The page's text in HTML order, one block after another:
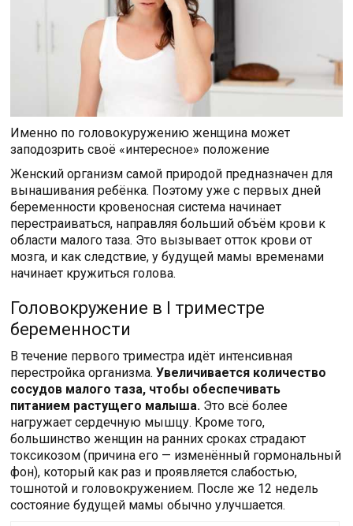
Именно по головокуружению женщина может
заподозрить своё «интересное» положение
Женский организм самой природой предназначен для
вынашивания ребёнка. Поэтому уже с первых дней
беременности кровеносная система начинает
перестраиваться, направляя больший объём крови к
области малого таза. Это вызывает отток крови от
мозга, и как следствие, у будущей мамы временами
начинает кружиться голова.
Головокружение в I триместре
беременности
В течение первого триместра идёт интенсивная
перестройка организма.Увеличивается количество
сосудов малого таза, чтобы обеспечивать
питанием растущего малыша. Это всё более
нагружает сердечную мышцу. Кроме того,
большинство женщин на ранних сроках страдают
токсикозом (причина его — изменённый гормональный
фон), который как раз и проявляется слабостью,
тошнотой и головокружением. После же 12 недель
состояние будущей мамы обычно улучшается.